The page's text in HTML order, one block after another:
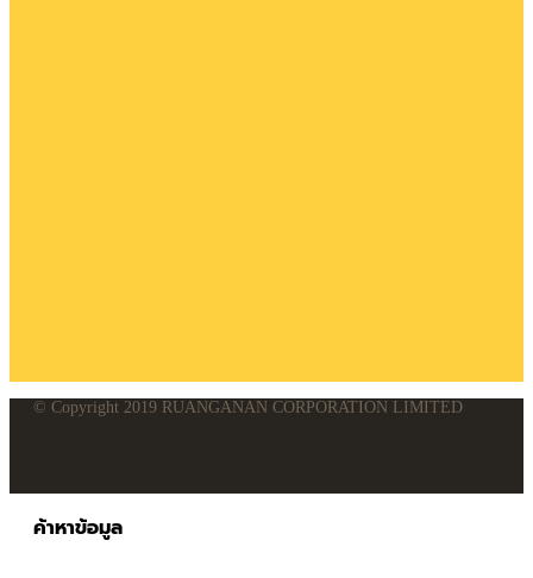
© Copyright 2019 RUANGANAN CORPORATION LIMITED
ค้าหาข้อมูล